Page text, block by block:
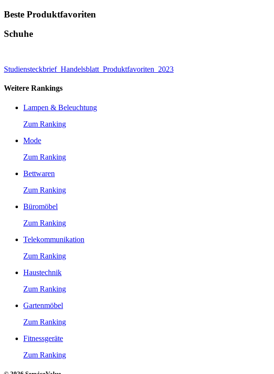
Beste Produktfavoriten
Schuhe
Studiensteckbrief_Handelsblatt_Produktfavoriten_2023
Weitere Rankings
Lampen & Beleuchtung
Zum Ranking
Mode
Zum Ranking
Bettwaren
Zum Ranking
Büromöbel
Zum Ranking
Telekommunikation
Zum Ranking
Haustechnik
Zum Ranking
Gartenmöbel
Zum Ranking
Fitnessgeräte
Zum Ranking